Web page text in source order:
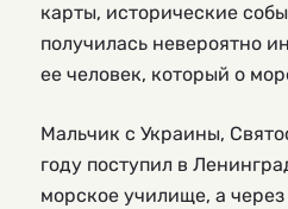
карты, исторические
получилась невероятно
ее человек, который о
Мальчик с Украины,
году поступил в
морское училище, а